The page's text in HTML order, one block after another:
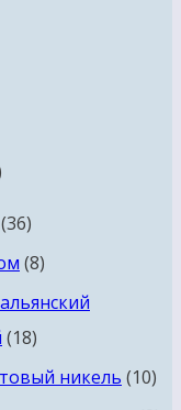
3636
товаров
88
товаров
1818
товаров
никель 1010